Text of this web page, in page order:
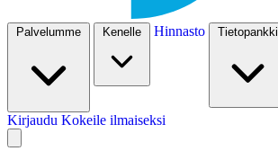
Palvelumme Kenelle Hinnasto Tietopankki
Kirjaudu Kokeile ilmaiseksi